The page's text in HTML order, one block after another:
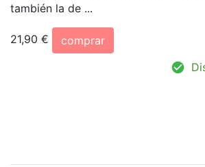
también la de ...
21,90 €
comprar